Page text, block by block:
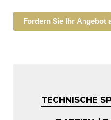
Fordern Sie Ihr Angebot
TECHNISCHE